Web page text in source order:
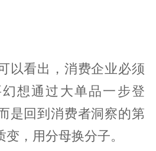
以看出，消费企业必须
想通过大单品一步登
是回到消费者洞察的第
，用分母换分子。